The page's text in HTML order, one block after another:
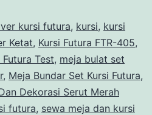
kursi futura, kursi, kursi
Ketat, Kursi Futura FTR-405,
Futura Test, meja bulat set
, Meja Bundar Set Kursi Futura,
Dekorasi Serut Merah
futura, sewa meja dan kursi